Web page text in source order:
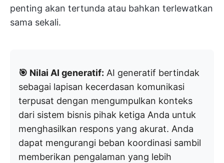
penting akan tertunda atau bahkan terlewatkan
sama sekali.
🎯 Nilai AI generatif: AI generatif bertindak
sebagai lapisan kecerdasan komunikasi
terpusat dengan mengumpulkan konteks
dari sistem bisnis pihak ketiga Anda untuk
menghasilkan respons yang akurat. Anda
dapat mengurangi beban koordinasi sambil
memberikan pengalaman yang lebih